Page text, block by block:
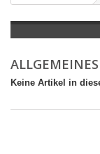
ALLGEMEINES
Keine Artikel in